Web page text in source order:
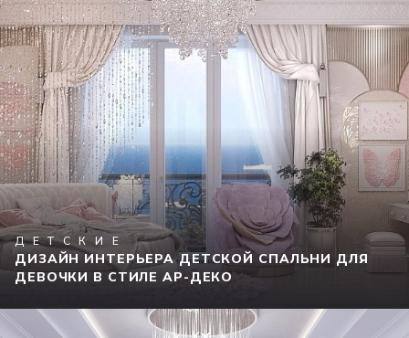
ДЕТСКИЕ
ДИЗАЙН ИНТЕРЬЕРА ДЕТСКОЙ СПАЛЬНИ ДЛЯ
ДЕВОЧКИ В СТИЛЕ АР-ДЕКО